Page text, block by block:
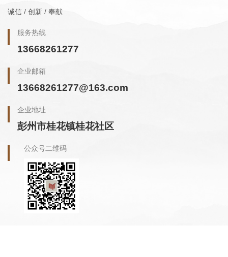
诚信 / 创新 / 奉献
服务热线
13668261277
企业邮箱
13668261277@163.com
企业地址
彭州市桂花镇桂花社区
公众号二维码